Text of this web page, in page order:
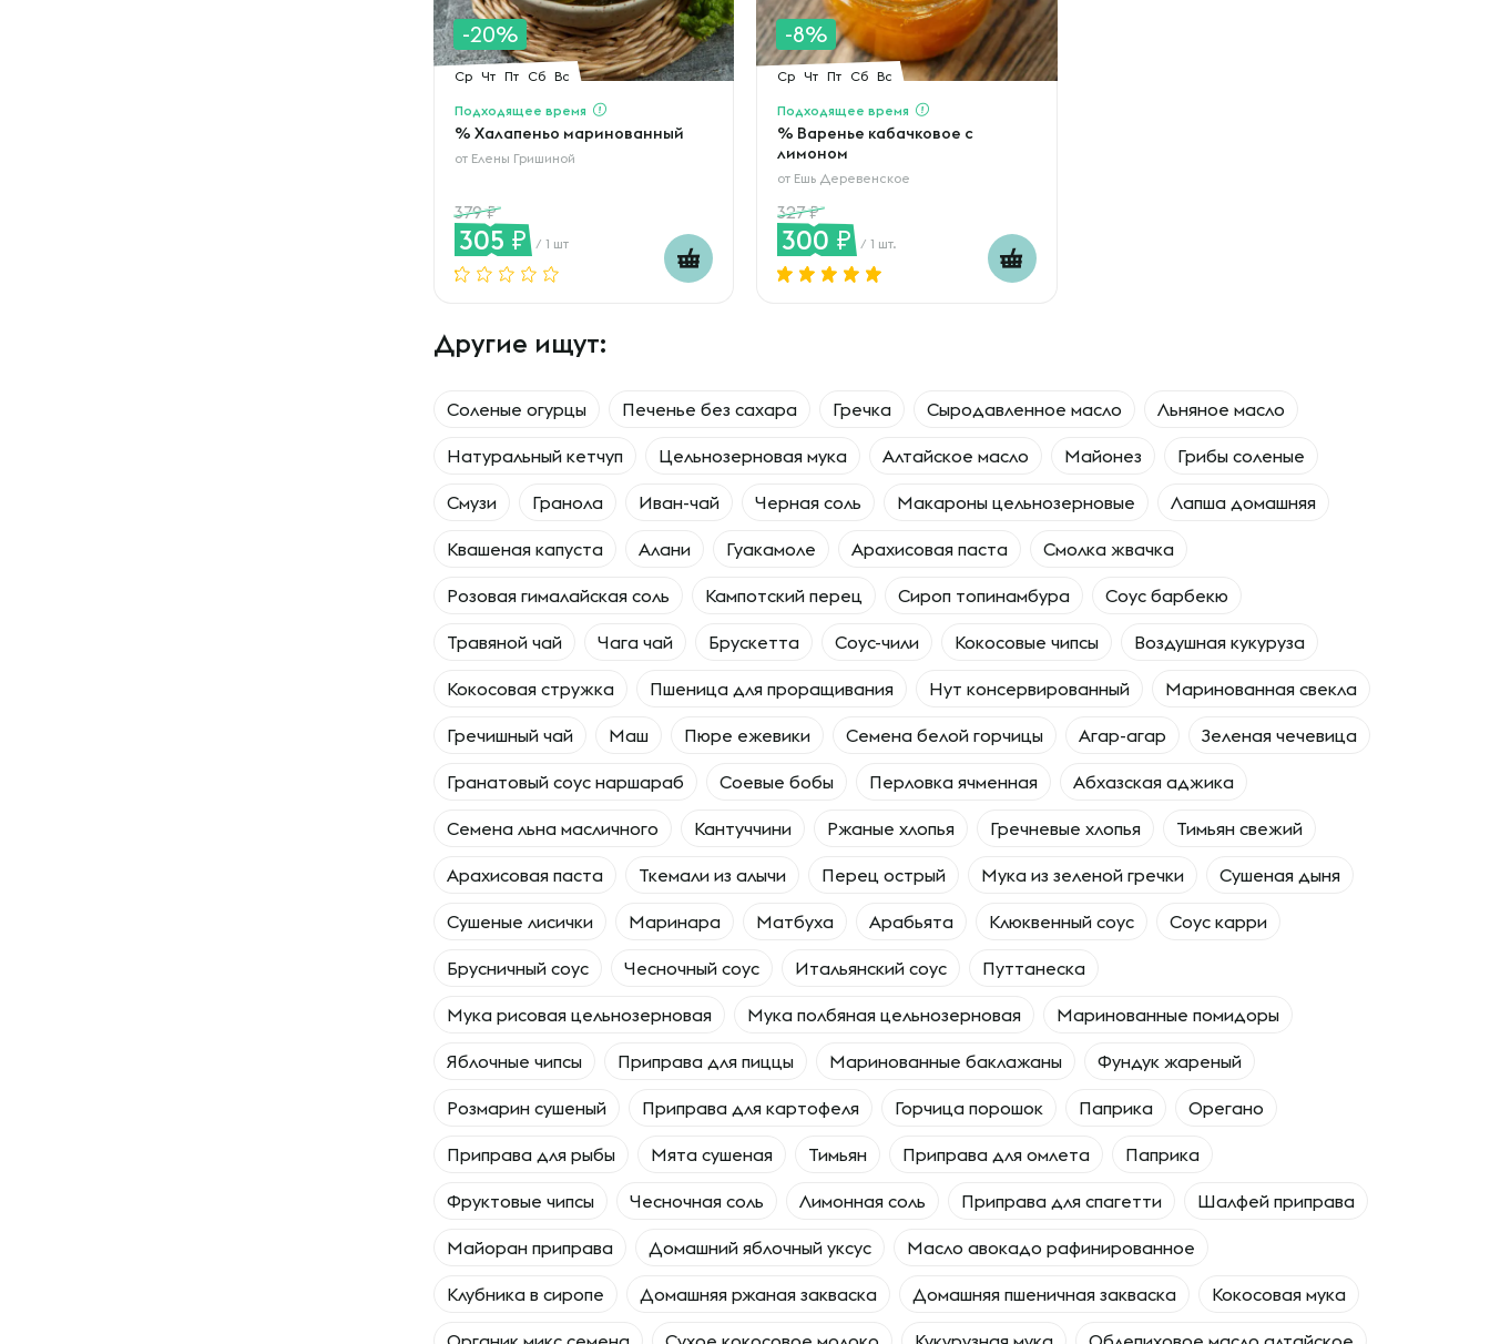
-20%
Ср Чт Пт Сб Вс
Подходящее время
% Халапеньо маринованный
от Елены Гришиной
379
305 / 1 шт
-8%
Ср Чт Пт Сб Вс
Подходящее время
% Варенье кабачковое с
лимоном
от Ешь Деревенское
327
300 / 1 шт.
Другие ищут:
Соленые огурцы Печенье без сахара Гречка Сыродавленное масло Льняное масло
Натуральный кетчуп Цельнозерновая мука Алтайское масло Майонез Грибы соленые
Смузи Гранола Иван-чай Черная соль Макароны цельнозерновые Лапша домашняя
Квашеная капуста Алани Гуакамоле Арахисовая паста Смолка жвачка
Розовая гималайская соль Кампотский перец Сироп топинамбура Соус барбекю
Травяной чай Чага чай Брускетта Соус-чили Кокосовые чипсы Воздушная кукуруза
Кокосовая стружка Пшеница для проращивания Нут консервированный Маринованная свекла
Гречишный чай Маш Пюре ежевики Семена белой горчицы Агар-агар Зеленая чечевица
Гранатовый соус наршараб Соевые бобы Перловка ячменная Абхазская аджика
Семена льна масличного Кантуччини Ржаные хлопья Гречневые хлопья Тимьян свежий
Арахисовая паста Ткемали из алычи Перец острый Мука из зеленой гречки Сушеная дыня
Сушеные лисички Маринара Матбуха Арабьята Клюквенный соус Соус карри
Брусничный соус Чесночный соус Итальянский соус Путтанеска
Мука рисовая цельнозерновая Мука полбяная цельнозерновая Маринованные помидоры
Яблочные чипсы Приправа для пиццы Маринованные баклажаны Фундук жареный
Розмарин сушеный Приправа для картофеля Горчица порошок Паприка Орегано
Приправа для рыбы Мята сушеная Тимьян Приправа для омлета Паприка
Фруктовые чипсы Чесночная соль Лимонная соль Приправа для спагетти Шалфей приправа
Майоран приправа Домашний яблочный уксус Масло авокадо рафинированное
Клубника в сиропе Домашняя ржаная закваска Домашняя пшеничная закваска Кокосовая мука